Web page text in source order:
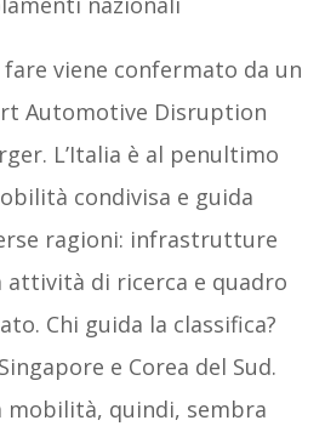
viene confermato da un
Automotive Disruption
L’Italia è al penultimo
condivisa e guida
ragioni: infrastrutture
attività di ricerca e quadro
Chi guida la classifica?
e Corea del Sud.
mobilità, quindi, sembra